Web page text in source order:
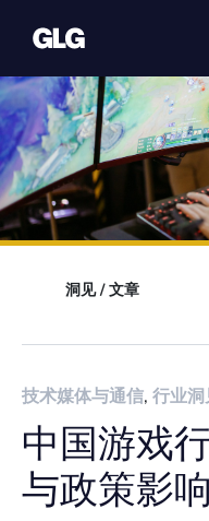
洞见 / 文章
技术媒体与通信, 行业洞
中国游戏
与政策影响